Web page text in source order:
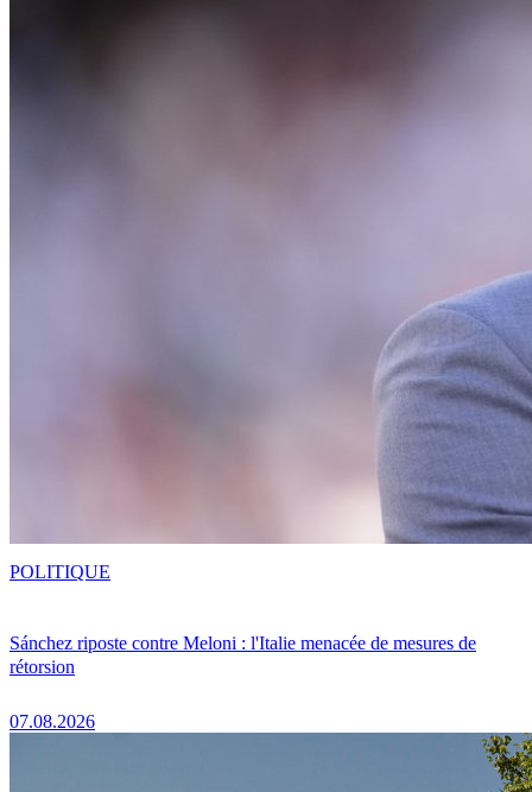
Sánchez riposte contre Meloni : l'Italie menacée de mesures de
rétorsion
07.08.2026
POLITIQUE